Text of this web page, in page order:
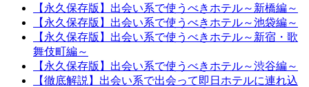
【永久保存版】出会い系で使うべきホテル～新橋編～
【永久保存版】出会い系で使うべきホテル～池袋編～
【永久保存版】出会い系で使うべきホテル～新宿・歌
舞伎町編～
【永久保存版】出会い系で使うべきホテル～渋谷編～
【徹底解説】出会い系で出会って即日ホテルに連れ込